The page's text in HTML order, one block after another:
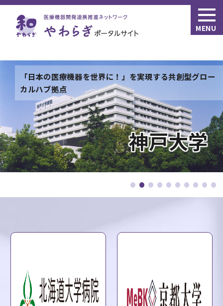
MENU
『世界産品創出のために医工融合Finisherを練成する新
結合拠点整備事業』
東京女子医科大学
ドクターヘリが飛び立つ様子
鳥取大学
「日本の医療機器を世界に！」を実現する共創型グロー
カルハブ拠点
神戸大学